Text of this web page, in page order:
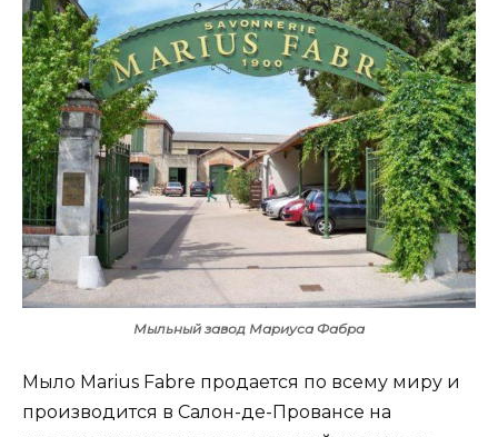
Мыльный завод Мариуса Фабра
Мыло Marius Fabre продается по всему миру и
производится в Салон-де-Провансе на